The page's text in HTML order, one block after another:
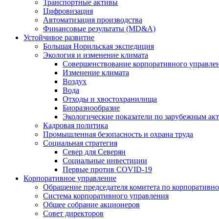
Транспортные активы
Цифровизация
Автоматизация производства
Финансовые результаты (MD&A)
Устойчивое развитие
Большая Норильская экспедиция
Экология и изменение климата
Совершенствование корпоративного
Изменение климата
Воздух
Вода
Отходы и хвостохранилища
Биоразнообразие
Экологические показатели по зарубежным
Кадровая политика
Промышленная безопасность и охрана труда
Социальная стратегия
Север для Северян
Социальные инвестиции
Первые против COVID‑19
Корпоративное управление
Обращение председателя комитета по
Система корпоративного управления
Общее собрание акционеров
Совет директоров